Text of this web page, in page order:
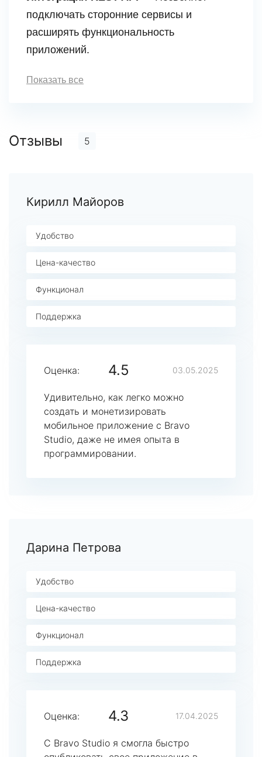
подключать сторонние сервисы и
расширять функциональность
приложений.
Показать все
Отзывы 5
Кирилл Майоров
Удобство
Цена-качество
Функционал
Поддержка
Оценка: 4.5 03.05.2025
Удивительно, как легко можно
создать и монетизировать
мобильное приложение с Bravo
Studio, даже не имея опыта в
программировании.
Дарина Петрова
Удобство
Цена-качество
Функционал
Поддержка
Оценка: 4.3 17.04.2025
С Bravo Studio я смогла быстро